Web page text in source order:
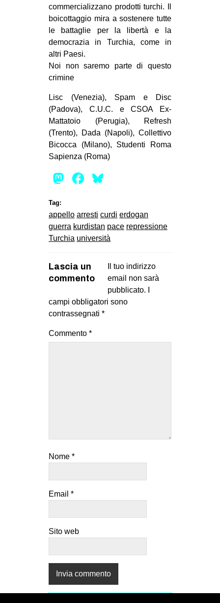
commercializzano prodotti turchi. Il
boicottaggio mira a sostenere tutte
le battaglie per la libertà e la
democrazia in Turchia, come in
altri Paesi.
Noi non saremo parte di questo
crimine
Lisc (Venezia), Spam e Disc
(Padova), C.U.C. e CSOA Ex-
Mattatoio (Perugia), Refresh
(Trento), Dada (Napoli), Collettivo
Bicocca (Milano), Studenti Roma
Sapienza (Roma)
Mastodon
Facebook
Tag:
appello arresti curdi erdogan
guerra kurdistan pace repressione
Turchia università
Lascia un
commento
Il tuo indirizzo
email non sarà
pubblicato.
campi obbligatori sono
contrassegnati *
Commento *
Nome *
Email *
Sito web